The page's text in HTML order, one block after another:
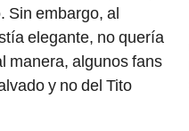
Sin embargo, al
elegante, no quería
manera, algunos fans
y no del Tito